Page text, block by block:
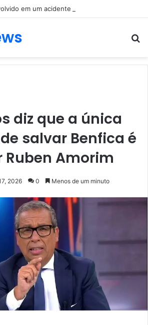
em um acidente com um carro
diz que a única
salvar Benfica é
Amorim
2026 0 Menos de um minuto